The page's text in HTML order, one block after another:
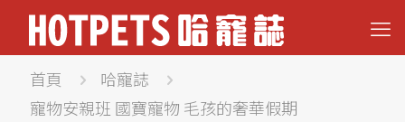
首頁
哈寵誌
寵物安親班 國寶寵物 毛孩的奢華假期